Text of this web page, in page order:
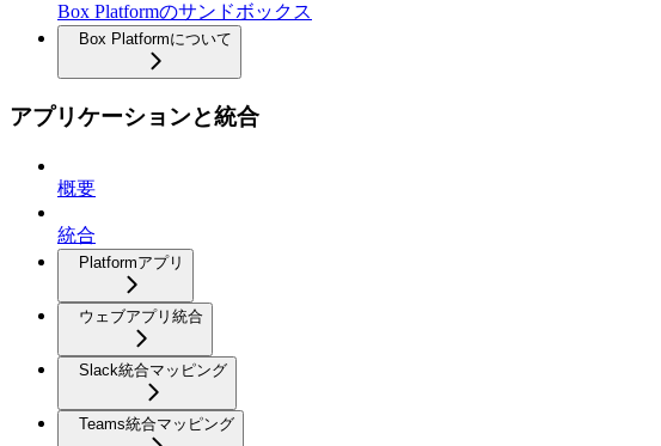
Box Platformのサンドボックス
Box Platformについて
アプリケーションと統合
概要
統合
Platformアプリ
ウェブアプリ統合
Slack統合マッピング
Teams統合マッピング